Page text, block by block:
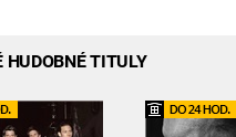
HUDOBNÉ TITULY